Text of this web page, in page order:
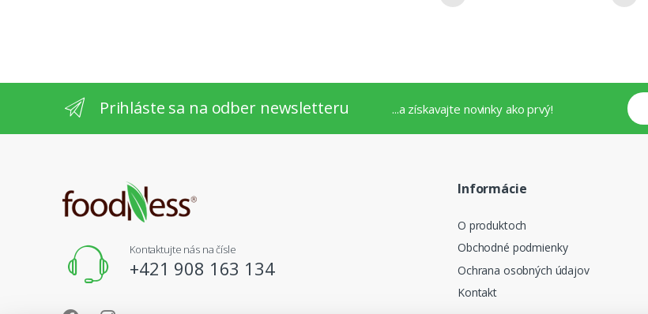
Prihláste sa na odber newsletteru ...a získavajte novinky ako prvý!
Kontaktujte nás na čísle
+421 908 163 134
Informácie
O produktoch
Obchodné podmienky
Ochrana osobných údajov
Kontakt